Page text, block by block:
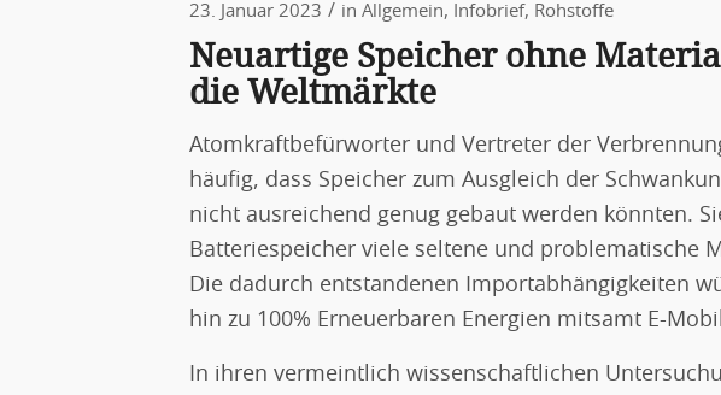
23. Januar 2023 / in Allgemein, Infobrief, Rohstoffe
Neuartige Speicher ohne
die Weltmärkte
Atomkraftbefürworter und Vertreter der
häufig, dass Speicher zum Ausgleich der
nicht ausreichend genug gebaut werden könnten.
Batteriespeicher viele seltene und problematische
Die dadurch entstandenen Importabhängigkeiten
hin zu 100% Erneuerbaren Energien mitsamt E-
In ihren vermeintlich wissenschaftlichen